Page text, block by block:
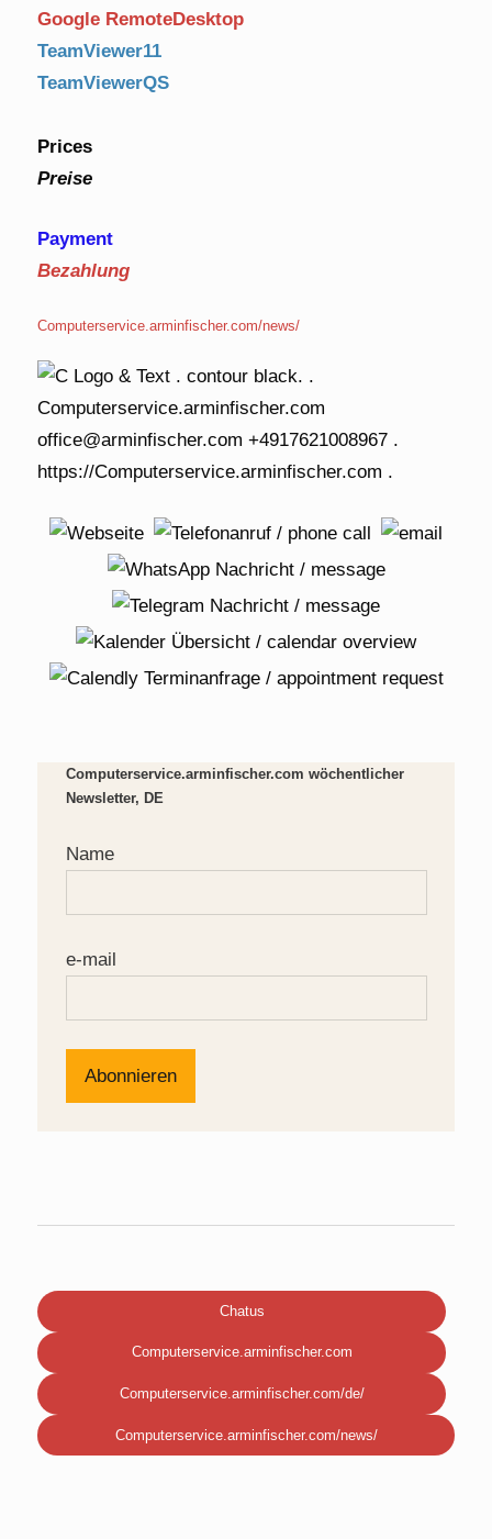
Google RemoteDesktop
TeamViewer11
TeamViewerQS
Prices
Preise
Payment
Bezahlung
Computerservice.arminfischer.com/news/
Computerservice.arminfischer.com wöchentlicher
Newsletter, DE
Name
e-mail
Chatus
Computerservice.arminfischer.com
Computerservice.arminfischer.com/de/
Computerservice.arminfischer.com/news/